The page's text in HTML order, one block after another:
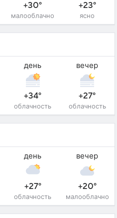
+30°
малооблачно
+23°
ясно
день
+34°
облачность
вечер
+27°
облачность
день
+27°
облачность
вечер
+20°
малооблачно